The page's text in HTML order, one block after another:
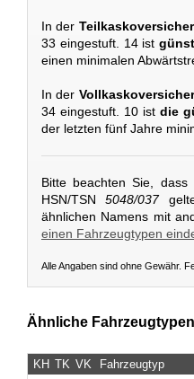
In der
33 eingestuft. 14 ist
einen minimalen
In der
34 eingestuft. 10 istdie
der letzten fünf Jahre
Bitte beachten Sie,
HSN/TSN5048/037
ähnlichen Namens mit
einen Fahrzeugtypen
Alle Angaben sind ohne Gewähr.
Ähnliche Fahrzeugtypen
KH TK VK Fahrzeugtyp